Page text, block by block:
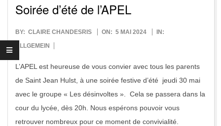
L
S
J
H
Soirée d’été de l’APEL
2024-
05-
05
BY: CLAIRE CHANDESRIS ON: 5 MAI 2024
IN:
ALLGEMEIN
L’APEL est heureuse de vous convier avec tous les parents
de Saint Jean Hulst, à une soirée festive d’été jeudi 30 mai
avec le groupe « Les désinvoltes ». Cela se passera dans la
cour du lycée, dès 20h. Nous espérons pouvoir vous
retrouver nombreux pour ce moment de convivialité.